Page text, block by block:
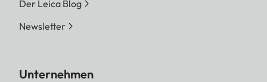
Der Leica Blog
Newsletter
Unternehmen